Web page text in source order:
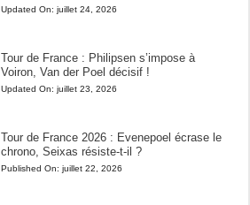
Updated On: juillet 24, 2026
Tour de France : Philipsen s’impose à
Voiron, Van der Poel décisif !
Updated On: juillet 23, 2026
Tour de France 2026 : Evenepoel écrase le
chrono, Seixas résiste-t-il ?
Published On: juillet 22, 2026